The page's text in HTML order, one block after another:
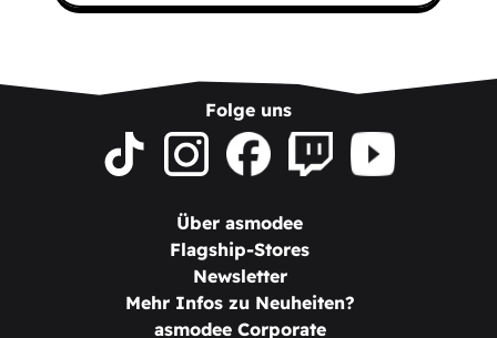
Folge uns
Über asmodee
Flagship-Stores
Newsletter
Mehr Infos zu Neuheiten?
asmodee Corporate